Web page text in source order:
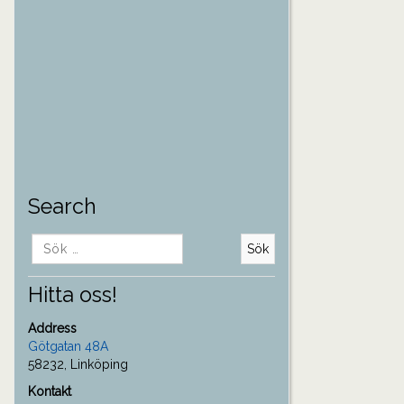
Search
Sök
efter:
Hitta oss!
Address
Götgatan 48A
58232, Linköping
Kontakt